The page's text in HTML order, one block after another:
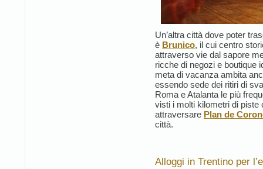
Un’altra città dove poter
è Brunico, il cui centro
attraverso vie dal sapore
ricche di negozi e boutique
meta di vacanza ambita
essendo sede dei ritiri di
Roma e Atalanta le più
visti i molti kilometri di piste
attraversare Plan de
città.
Alloggi in Trentino per